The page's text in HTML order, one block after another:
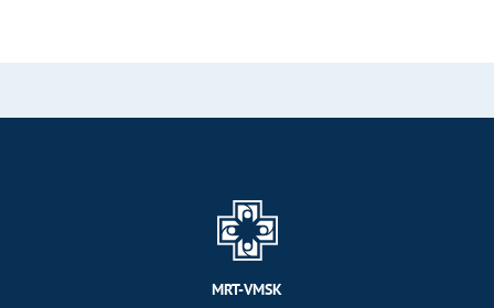
MRT-VMSK